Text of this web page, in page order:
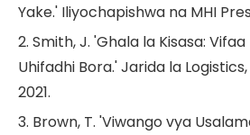
Yake.' Iliyochapishwa na MHI
2. Smith, J. 'Ghala la Kisasa:
Uhifadhi Bora.' Jarida la Logistics,
2021.
3. Brown, T. 'Viwango vya